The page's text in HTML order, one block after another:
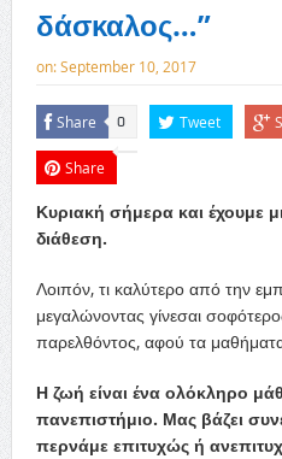
δάσκαλος…”
on:September 10, 2017
Share 0 Tweet
Share
Κυριακή σήμερα και έχουμε
διάθεση.
Λοιπόν, τι καλύτερο από την
μεγαλώνοντας γίνεσαι
παρελθόντος, αφού τα
Η ζωή είναι ένα ολόκληρο
πανεπιστήμιο. Μας βάζει
περνάμε επιτυχώς ή